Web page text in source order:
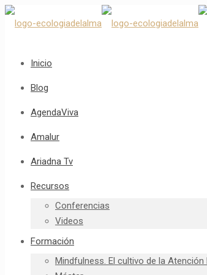
Inicio
Blog
AgendaViva
Amalur
Ariadna Tv
Recursos
Conferencias
Videos
Formación
Mindfulness. El cultivo de la Atención